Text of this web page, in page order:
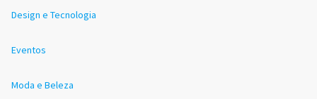
Design e Tecnologia
Eventos
Moda e Beleza